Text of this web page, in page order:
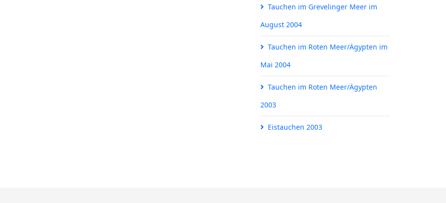
Tauchen im Grevelinger Meer im
August 2004
Tauchen im Roten Meer/Ägypten im
Mai 2004
Tauchen im Roten Meer/Ägypten
2003
Eistauchen 2003